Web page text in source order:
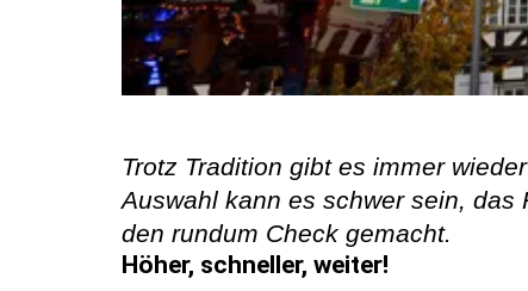
Trotz Tradition gibt es immer
Auswahl kann es schwer sein,
den rundum Check gemacht.
Höher, schneller, weiter!